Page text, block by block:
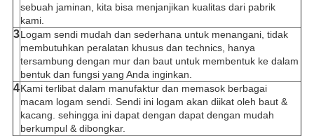
sebuah jaminan, kita bisa menjanjikan kualitas dari pabrik
kami.
3Logam sendi mudah dan sederhana untuk menangani, tidak
membutuhkan peralatan khusus dan technics, hanya
tersambung dengan mur dan baut untuk membentuk ke dalam
bentuk dan fungsi yang Anda inginkan.
4Kami terlibat dalam manufaktur dan memasok berbagai
macam logam sendi. Sendi ini logam akan diikat oleh baut &
kacang. sehingga ini dapat dengan dapat dengan mudah
berkumpul & dibongkar.